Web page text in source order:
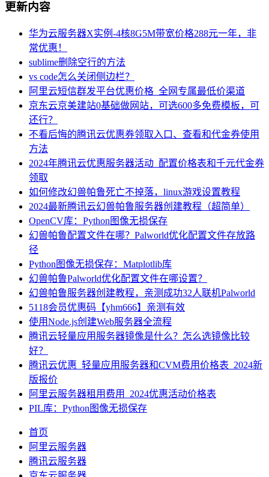
更新内容
华为云服务器X实例-4核8G5M带宽价格288元一年，非
常优惠！
sublime删除空行的方法
vs code怎么关闭侧边栏？
阿里云短信群发平台优惠价格_全网专属最低价渠道
京东云京美建站0基础做网站，可选600多免费模板，可
还行？
不看后悔的腾讯云优惠券领取入口、查看和代金券使用
方法
2024年腾讯云优惠服务器活动_配置价格表和千元代金券
领取
如何修改幻兽帕鲁死亡不掉落，linux游戏设置教程
2024最新腾讯云幻兽帕鲁服务器创建教程（超简单）
OpenCV库：Python图像无损保存
幻兽帕鲁配置文件在哪？Palworld优化配置文件存放路
径
Python图像无损保存：Matplotlib库
幻兽帕鲁Palworld优化配置文件在哪设置？
幻兽帕鲁服务器创建教程，亲测成功32人联机Palworld
5118会员优惠码【yhm666】亲测有效
使用Node.js创建Web服务器全流程
腾讯云轻量应用服务器镜像是什么？怎么选镜像比较
好？
腾讯云优惠_轻量应用服务器和CVM费用价格表_2024新
版报价
阿里云服务器租用费用_2024优惠活动价格表
PIL库：Python图像无损保存
首页
阿里云服务器
腾讯云服务器